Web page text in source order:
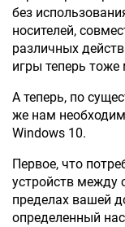
без
носителей,
различных
игры теперь
А теперь, по
же нам
Windows 10.
Первое, что
устройств между
пределах вашей
определенный